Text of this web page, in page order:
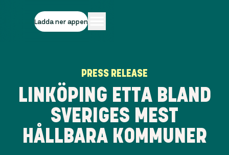
Ladda ner appen
PRESS RELEASE
LINKÖPING ETTA BLAND
SVERIGES MEST
HÅLLBARA KOMMUNER